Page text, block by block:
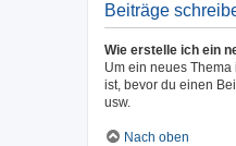
Beiträge
Wie erstelle ich ein
Um ein neues Thema
ist, bevor du einen
usw.
Nach oben